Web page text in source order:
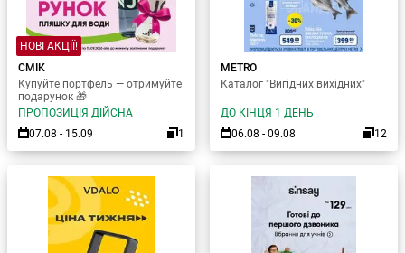
НОВІ АКЦІЇ!
СМІК
Купуйте портфель — отримуйте
подарунок 🎁
ПРОПОЗИЦІЯ ДІЙСНА
07.08 - 15.09
1
METRO
Каталог "Вигідних вихідних"
ДО КІНЦЯ 1 ДЕНЬ
06.08 - 09.08
12